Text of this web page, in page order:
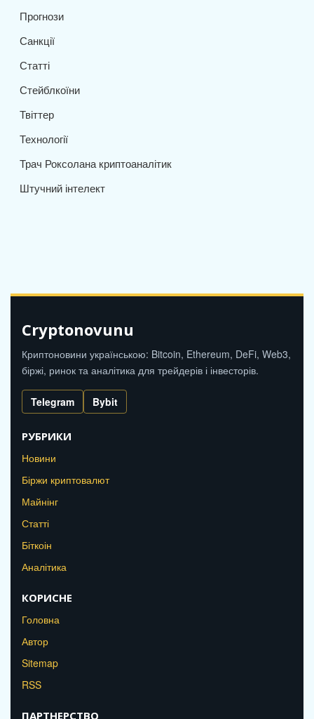
Прогнози
Санкції
Статті
Стейблкоїни
Твіттер
Технології
Трач Роксолана криптоаналітик
Штучний інтелект
Cryptonovunu
Криптоновини українською: Bitcoin, Ethereum, DeFi, Web3,
біржі, ринок та аналітика для трейдерів і інвесторів.
Telegram Bybit
РУБРИКИ
Новини
Біржи криптовалют
Майнінг
Статті
Біткоін
Аналітика
КОРИСНЕ
Головна
Автор
Sitemap
RSS
ПАРТНЕРСТВО